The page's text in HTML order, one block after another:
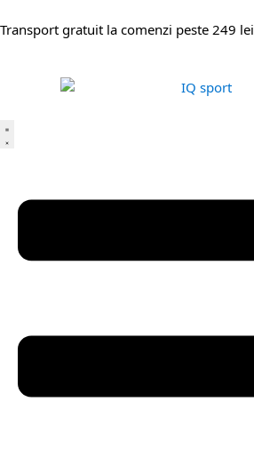
Transport gratuit la comenzi peste 249 lei